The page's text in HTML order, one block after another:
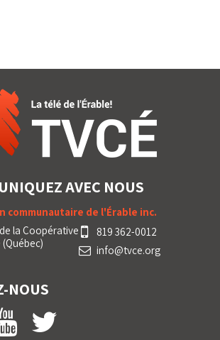
AVEC NOUS
communautaire de l'Érable inc.
la Coopérative
(Québec)
819 362-0012
info@tvce.org
NOUS